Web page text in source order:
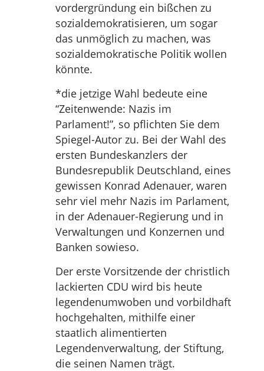
vordergründung ein bißchen zu
sozialdemokratisieren, um sogar
das unmöglich zu machen, was
sozialdemokratische Politik wollen
könnte.
*die jetzige Wahl bedeute eine
“Zeitenwende: Nazis im
Parlament!”, so pflichten Sie dem
Spiegel-Autor zu. Bei der Wahl des
ersten Bundeskanzlers der
Bundesrepublik Deutschland, eines
gewissen Konrad Adenauer, waren
sehr viel mehr Nazis im Parlament,
in der Adenauer-Regierung und in
Verwaltungen und Konzernen und
Banken sowieso.
Der erste Vorsitzende der christlich
lackierten CDU wird bis heute
legendenumwoben und vorbildhaft
hochgehalten, mithilfe einer
staatlich alimentierten
Legendenverwaltung, der Stiftung,
die seinen Namen trägt.